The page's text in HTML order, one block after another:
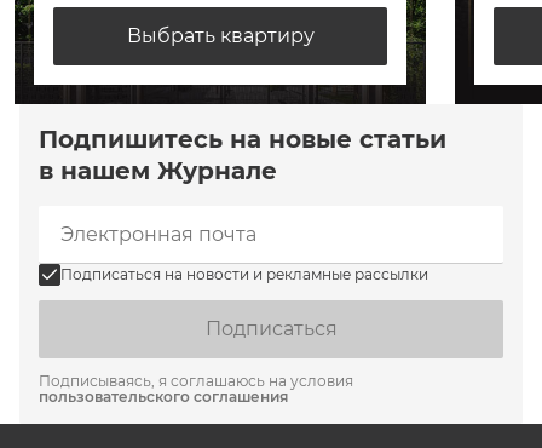
Выбрать квартиру
Подпишитесь на новые статьи
в нашем Журнале
Подписаться на новости и рекламные рассылки
Подписаться
Подписываясь, я соглашаюсь на условия
пользовательского соглашения